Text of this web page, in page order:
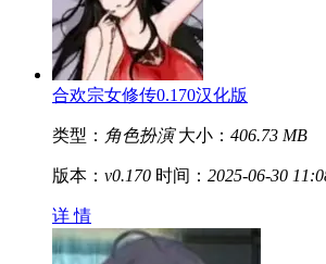
合欢宗女修传0.170汉化版
类型： 角色扮演 大小： 406.73 MB
版本： v0.170 时间： 2025-06-30
详 情